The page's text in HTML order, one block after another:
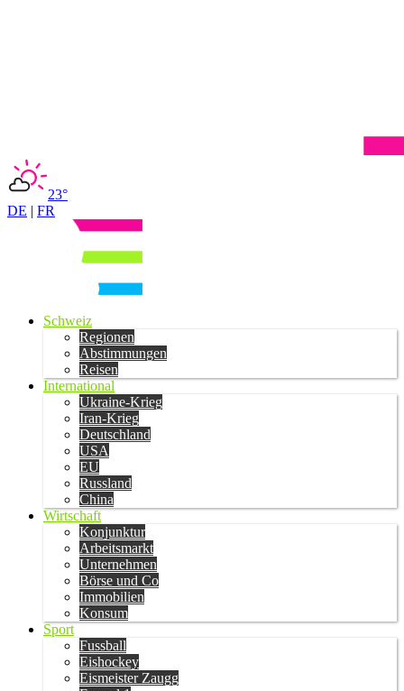
23°
DE | FR
Schweiz
Regionen
Abstimmungen
Reisen
International
Ukraine-Krieg
Iran-Krieg
Deutschland
USA
EU
Russland
China
Wirtschaft
Konjunktur
Arbeitsmarkt
Unternehmen
Börse und Co
Immobilien
Konsum
Sport
Fussball
Eishockey
Eismeister Zaugg